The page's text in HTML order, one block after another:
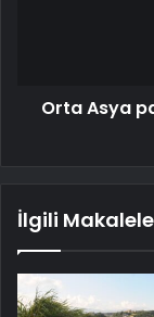
Orta Asya
İlgili